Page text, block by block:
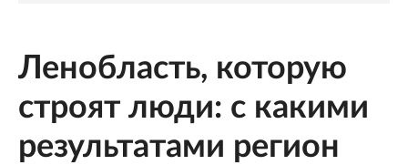
Ленобласть, которую
строят люди: с какими
результатами регион